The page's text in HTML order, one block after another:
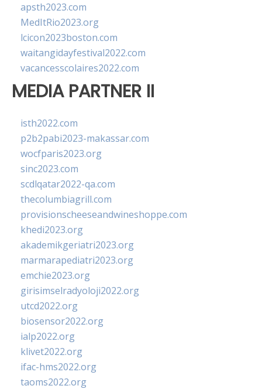
apsth2023.com
MedItRio2023.org
lcicon2023boston.com
waitangidayfestival2022.com
vacancesscolaires2022.com
MEDIA PARTNER II
isth2022.com
p2b2pabi2023-makassar.com
wocfparis2023.org
sinc2023.com
scdlqatar2022-qa.com
thecolumbiagrill.com
provisionscheeseandwineshoppe.com
khedi2023.org
akademikgeriatri2023.org
marmarapediatri2023.org
emchie2023.org
girisimselradyoloji2022.org
utcd2022.org
biosensor2022.org
ialp2022.org
klivet2022.org
ifac-hms2022.org
taoms2022.org